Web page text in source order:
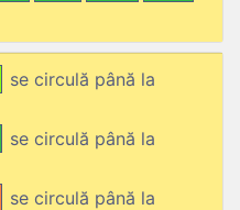
se circulă până la
se circulă până la
se circulă până la